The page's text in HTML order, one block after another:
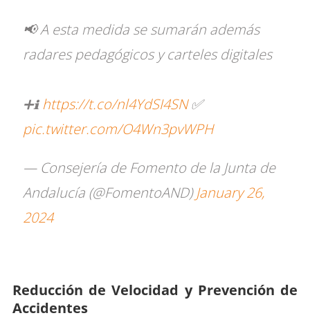
📢 A esta medida se sumarán además
radares pedagógicos y carteles digitales
➕ℹ️https://t.co/nl4YdSI4SN✅
pic.twitter.com/O4Wn3pvWPH
— Consejería de Fomento de la Junta de
Andalucía (@FomentoAND)January 26,
2024
Reducción de Velocidad y Prevención de
Accidentes